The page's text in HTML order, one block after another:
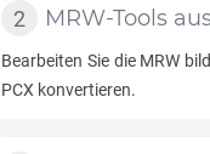
MRW-Tools
Bearbeiten Sie die MRW
PCX konvertieren.